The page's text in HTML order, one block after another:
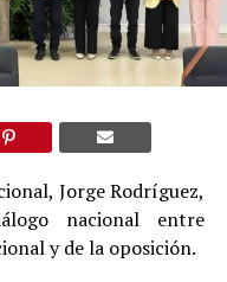
Jorge Rodríguez,
nacional entre
y de la oposición.